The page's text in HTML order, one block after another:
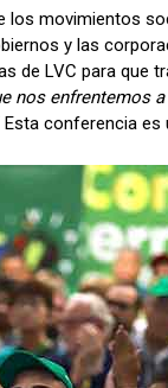
movimientos
y las
LVC para que
nos enfrentemos
Esta conferencia es